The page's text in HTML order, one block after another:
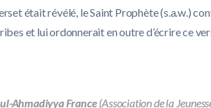
était révélé, le Saint Prophète (s.a.w.)
et lui ordonnerait en outre d’écrire ce
Ahmadiyya France(Association de la